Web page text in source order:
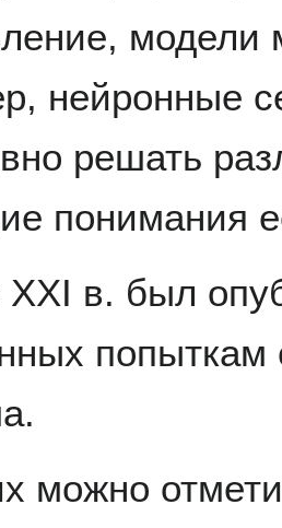
модели
нейронные
решать
понимания
в. был
попыткам
можно